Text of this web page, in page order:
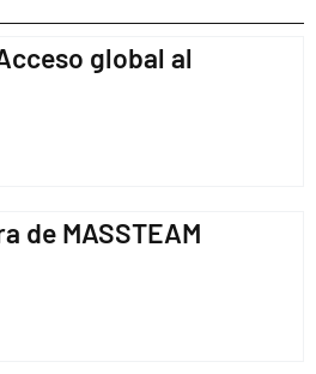
global al
de MASSTEAM